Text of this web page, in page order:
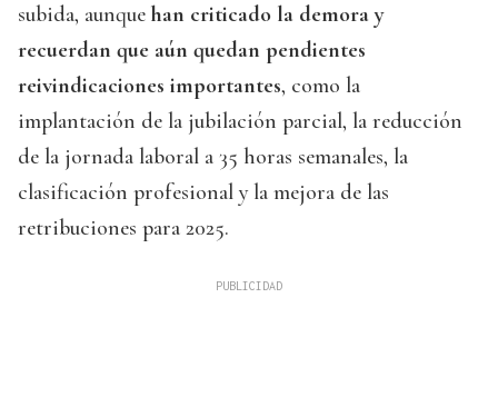
subida, aunque han criticado la demora y
recuerdan que aún quedan pendientes
reivindicaciones importantes, como la
implantación de la jubilación parcial, la reducción
de la jornada laboral a 35 horas semanales, la
clasificación profesional y la mejora de las
retribuciones para 2025.